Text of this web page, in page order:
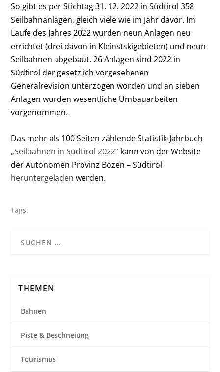
So gibt es per Stichtag 31. 12. 2022 in Südtirol 358
Seilbahnanlagen, gleich viele wie im Jahr davor. Im
Laufe des Jahres 2022 wurden neun Anlagen neu
errichtet (drei davon in Kleinstskigebieten) und neun
Seilbahnen abgebaut. 26 Anlagen sind 2022 in
Südtirol der gesetzlich vorgesehenen
Generalrevision unterzogen worden und an sieben
Anlagen wurden wesentliche Umbauarbeiten
vorgenommen.
Das mehr als 100 Seiten zählende Statistik-Jahrbuch
„Seilbahnen in Südtirol 2022“ kann von der Website
der Autonomen Provinz Bozen – Südtirol
heruntergeladen werden.
Tags:
THEMEN
Bahnen
Piste & Beschneiung
Tourismus